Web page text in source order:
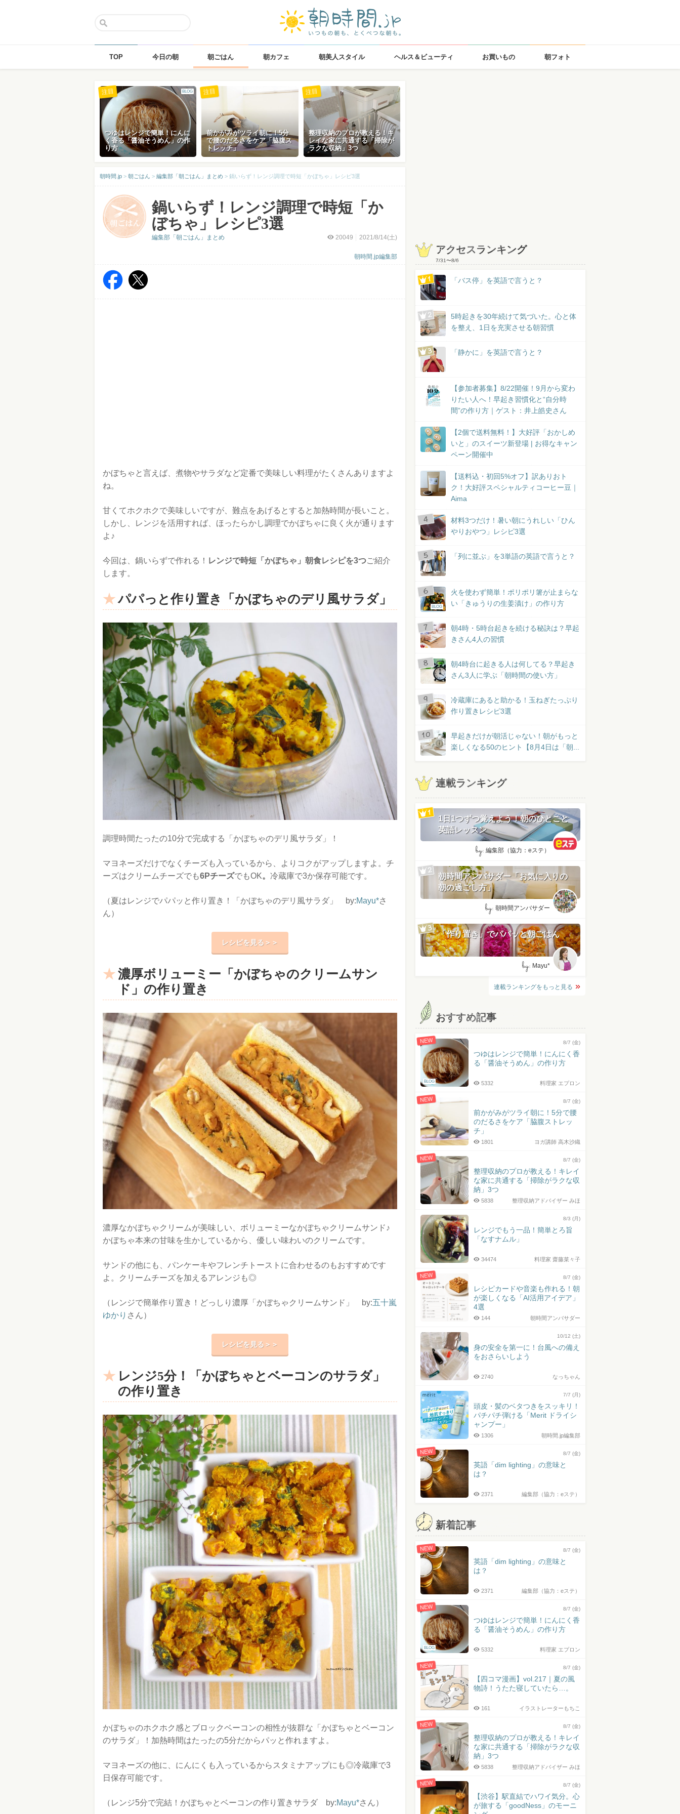
TOP 今日の朝 朝ごはん 朝カフェ 朝美人スタイル ヘルス＆ビューティ お買いもの 朝フォト
BLOG
つゆはレンジで簡単！にんに
く香る「醤油そうめん」の作
り方
注目
前かがみがツライ朝に！5分
で腰のだるさをケア「脇腹ス
トレッチ」
注目
整理収納のプロが教える！キ
レイな家に共通する「掃除が
ラクな収納」3つ
注目
朝時間.jp > 朝ごはん > 編集部「朝ごはん」まとめ > 鍋いらず！レンジ調理で時短「かぼちゃ」レシピ3選
鍋いらず！レンジ調理で時短「か
ぼちゃ」レシピ3選
20049 2021/8/14(土)
朝時間.jp編集部
編集部「朝ごはん」まとめ
かぼちゃと言えば、煮物やサラダなど定番で美味しい料理がたくさんありますよ
ね。
甘くてホクホクで美味しいですが、難点をあげるとすると加熱時間が長いこと。
しかし、レンジを活用すれば、ほったらかし調理でかぼちゃに良く火が通ります
よ♪
今回は、鍋いらずで作れる！ レンジで時短「かぼちゃ」朝食レシピを3つご紹介
します。
パパっと作り置き「かぼちゃのデリ風サラダ」
調理時間たったの10分で完成する「かぼちゃのデリ風サラダ」！
マヨネーズだけでなくチーズも入っているから、よりコクがアップしますよ。チ
ーズはクリームチーズでも6PチーズでもOK。 冷蔵庫で3か保存可能です。
（夏はレンジでパパッと作り置き！「かぼちゃのデリ風サラダ」 by:Mayu*さ
ん）
レシピを見る＞＞
濃厚ボリューミー「かぼちゃのクリームサン
ド」の作り置き
濃厚なかぼちゃクリームが美味しい、ボリューミーなかぼちゃクリームサンド♪
かぼちゃ本来の甘味を生かしているから、優しい味わいのクリームです。
サンドの他にも、パンケーキやフレンチトーストに合わせるのもおすすめです
よ。クリームチーズを加えるアレンジも◎
（レンジで簡単作り置き！どっしり濃厚「かぼちゃクリームサンド」 by:五十嵐
ゆかり さん）
レシピを見る＞＞
レンジ5分！「かぼちゃとベーコンのサラダ」
の作り置き
かぼちゃのホクホク感とブロックベーコンの相性が抜群な「かぼちゃとベーコン
のサラダ」！加熱時間はたったの5分だからパッと作れますよ。
マヨネーズの他に、にんにくも入っているからスタミナアップにも◎冷蔵庫で3
日保存可能です。
（レンジ5分で完結！かぼちゃとベーコンの作り置きサラダ by:Mayu*さん）
アクセスランキング
7/31〜8/6
「バス停」を英語で言うと？
5時起きを30年続けて気づいた。心と体
を整え、1日を充実させる朝習慣
「静かに」を英語で言うと？
【参加者募集】8/22開催！9月から変わ
りたい人へ！早起き習慣化と“自分時
間”の作り方｜ゲスト：井上皓史さん
【2個で送料無料！】大好評「おかしめ
いと」のスイーツ新登場 | お得なキャン
ペーン開催中
【送料込・初回5%オフ】訳ありおト
ク！大好評スペシャルティコーヒー豆｜
Aima
材料3つだけ！暑い朝にうれしい「ひん
やりおやつ」レシピ3選
「列に並ぶ」を3単語の英語で言うと？
BLOG
火を使わず簡単！ポリポリ箸が止まらな
い「きゅうりの生姜漬け」の作り方
朝4時・5時台起きを続ける秘訣は？早起
きさん4人の習慣
朝4時台に起きる人は何してる？早起き
さん3人に学ぶ「朝時間の使い方」
冷蔵庫にあると助かる！玉ねぎたっぷり
作り置きレシピ3選
早起きだけが朝活じゃない！朝がもっと
楽しくなる50のヒント【8月4日は「朝...
連載ランキング
1日1つずつ覚えよう！朝のひとこと
英語レッスン
by: 編集部（協力：eステ）
朝時間アンバサダー「お気に入りの
朝の過ごし方」
by: 朝時間アンバサダー
「作り置き」でパパッと朝ごはん
by: Mayu*
連載ランキングをもっと見る
おすすめ記事
NEW
BLOG
8/7 (金)
つゆはレンジで簡単！にんにく香
る「醤油そうめん」の作り方
料理家 エプロン
5332
NEW 8/7 (金)
前かがみがツライ朝に！5分で腰
のだるさをケア「脇腹ストレッ
チ」
ヨガ講師 高木沙織
1801
NEW 8/7 (金)
整理収納のプロが教える！キレイ
な家に共通する「掃除がラクな収
納」3つ
整理収納アドバイザー みほ
5838
8/3 (月)
レンジでもう一品！簡単とろ旨
「なすナムル」
料理家 齋藤菜々子
34474
NEW 8/7 (金)
レシピカードや音楽も作れる！朝
が楽しくなる「AI活用アイデア」
4選
朝時間アンバサダー
144
10/12 (土)
身の安全を第一に！台風への備え
をおさらいしよう
なっちゃん
2740
7/7 (月)
頭皮・髪のベタつきをスッキリ！
パチパチ弾ける「Merit ドライシ
ャンプー」
朝時間.jp編集部
1306
NEW 8/7 (金)
英語「dim lighting」の意味と
は？
編集部（協力：eステ）
2371
新着記事
NEW 8/7 (金)
英語「dim lighting」の意味と
は？
編集部（協力：eステ）
2371
NEW
BLOG
8/7 (金)
つゆはレンジで簡単！にんにく香
る「醤油そうめん」の作り方
料理家 エプロン
5332
NEW 8/7 (金)
【四コマ漫画】vol.217｜夏の風
物詩！うたた寝していたら…。
イラストレーターもちこ
161
NEW 8/7 (金)
整理収納のプロが教える！キレイ
な家に共通する「掃除がラクな収
納」3つ
整理収納アドバイザー みほ
5838
NEW 8/7 (金)
【渋谷】駅直結でハワイ気分。心
が旅する「goodNess」のモーニ